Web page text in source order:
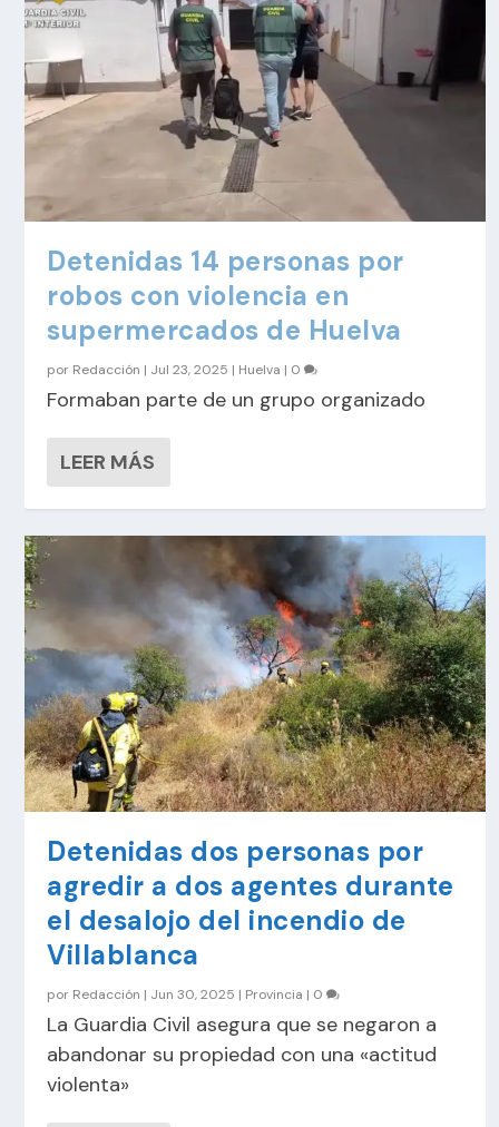
Detenidas 14 personas por
robos con violencia en
supermercados de Huelva
por Redacción | Jul 23, 2025 | Huelva | 0
Formaban parte de un grupo organizado
LEER MÁS
Detenidas dos personas por
agredir a dos agentes durante
el desalojo del incendio de
Villablanca
por Redacción | Jun 30, 2025 | Provincia | 0
La Guardia Civil asegura que se negaron a
abandonar su propiedad con una «actitud
violenta»